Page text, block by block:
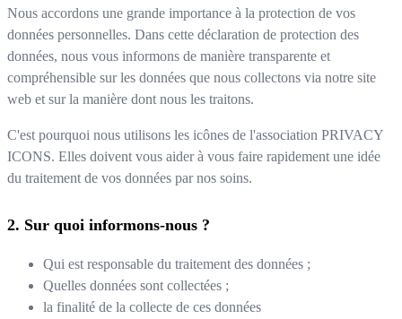
Nous accordons une grande importance à la protection de vos
données personnelles. Dans cette déclaration de protection des
données, nous vous informons de manière transparente et
compréhensible sur les données que nous collectons via notre site
web et sur la manière dont nous les traitons.
C'est pourquoi nous utilisons les icônes de l'association PRIVACY
ICONS. Elles doivent vous aider à vous faire rapidement une idée
du traitement de vos données par nos soins.
Sur quoi informons-nous ?
Qui est responsable du traitement des données ;
Quelles données sont collectées ;
la finalité de la collecte de ces données